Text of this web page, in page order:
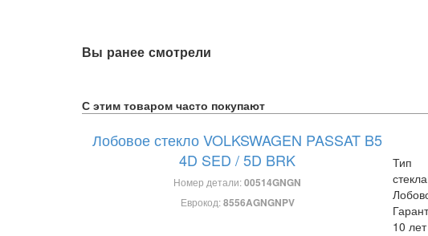
Вы ранее смотрели
С этим товаром часто покупают
Лобовое стекло VOLKSWAGEN PASSAT B5
4D SED / 5D BRK
Номер детали:00514GNGN
Еврокод:8556AGNGNPV
Тип
10 лет